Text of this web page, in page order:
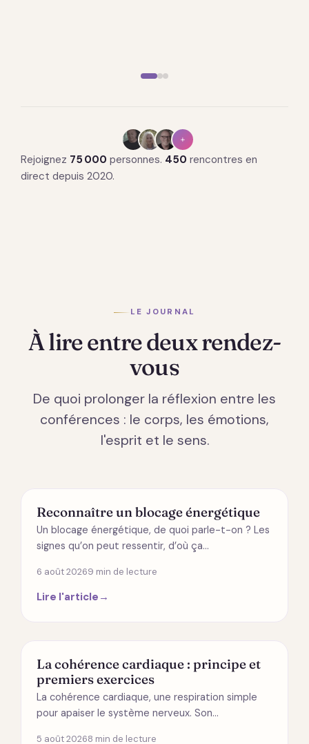
+
Rejoignez 75 000 personnes. 450 rencontres en
direct depuis 2020.
LE JOURNAL
À lire entre deux rendez-
vous
De quoi prolonger la réflexion entre les
conférences : le corps, les émotions,
l'esprit et le sens.
ÉNERGÉTIQUE
Reconnaître un blocage énergétique
Un blocage énergétique, de quoi parle-t-on ? Les
signes qu’on peut ressentir, d’où ça…
6 août 20269 min de lecture
Lire l'article →
SANTÉ
La cohérence cardiaque : principe et
premiers exercices
La cohérence cardiaque, une respiration simple
pour apaiser le système nerveux. Son…
5 août 20268 min de lecture